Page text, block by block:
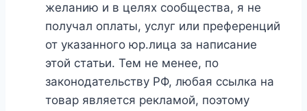
желанию и в целях сообщества, я не
получал оплаты, услуг или преференций
от указанного юр.лица за написание
этой статьи. Тем не менее, по
законодательству РФ, любая ссылка на
товар является рекламой, поэтому